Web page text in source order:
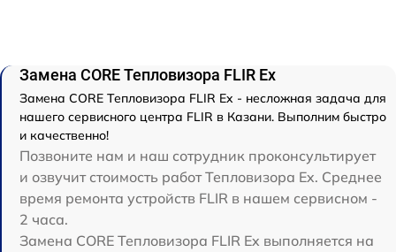
Замена CORE Тепловизора FLIR Ex
Замена CORE Тепловизора FLIR Ex - несложная задача для
нашего сервисного центра FLIR в Казани. Выполним быстро
и качественно!
Позвоните нам и наш сотрудник проконсультирует
и озвучит стоимость работ Тепловизора Ex. Среднее
время ремонта устройств FLIR в нашем сервисном -
2 часа.
Замена CORE Тепловизора FLIR Ex выполняется на